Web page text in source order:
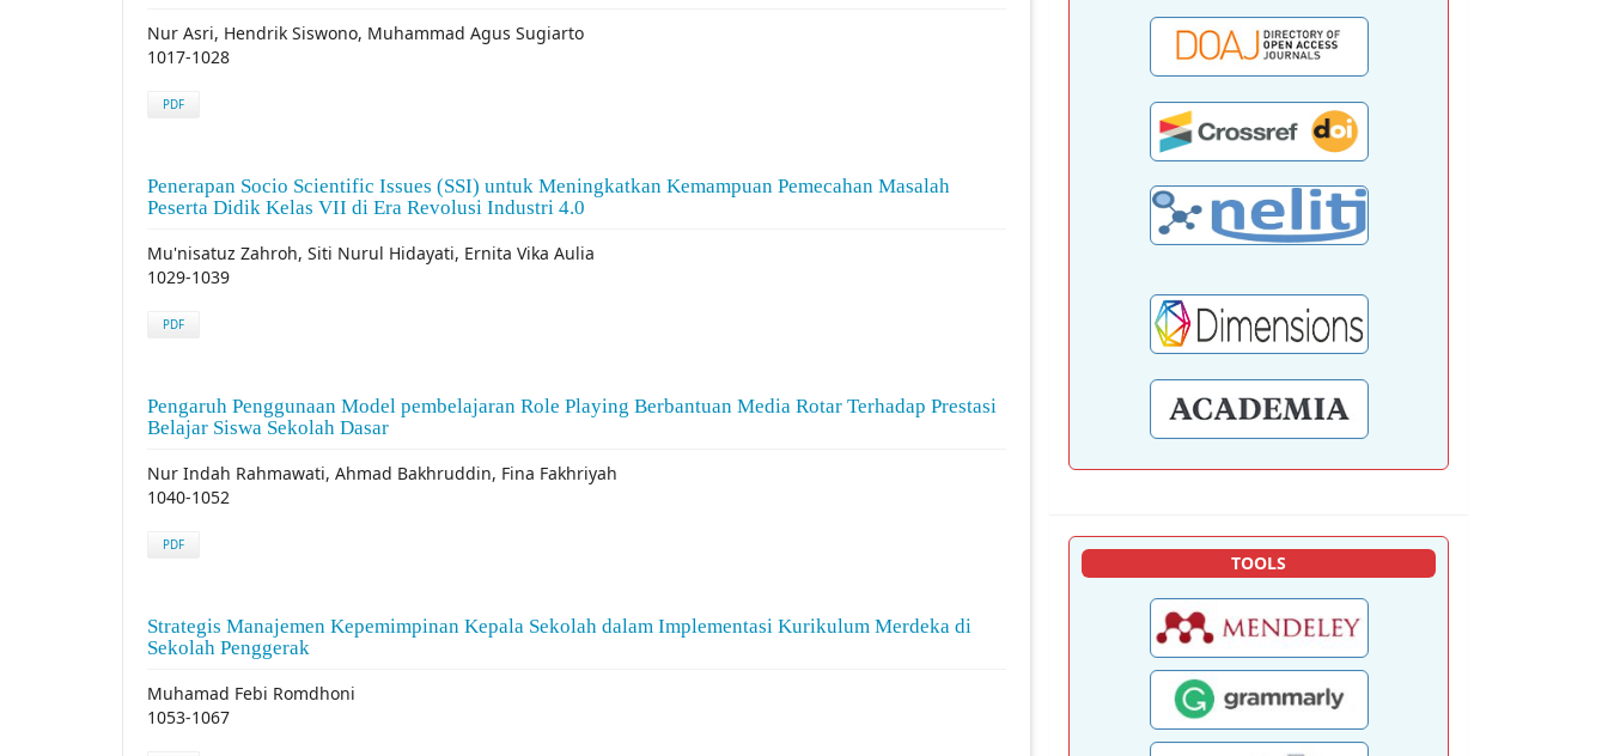
Nur Asri, Hendrik Siswono, Muhammad Agus Sugiarto
1017-1028
PDF
Penerapan Socio Scientific Issues (SSI) untuk Meningkatkan Kemampuan Pemecahan Masalah
Peserta Didik Kelas VII di Era Revolusi Industri 4.0
Mu'nisatuz Zahroh, Siti Nurul Hidayati, Ernita Vika Aulia
1029-1039
PDF
Pengaruh Penggunaan Model pembelajaran Role Playing Berbantuan Media Rotar Terhadap Prestasi
Belajar Siswa Sekolah Dasar
Nur Indah Rahmawati, Ahmad Bakhruddin, Fina Fakhriyah
1040-1052
PDF
Strategis Manajemen Kepemimpinan Kepala Sekolah dalam Implementasi Kurikulum Merdeka di
Sekolah Penggerak
Muhamad Febi Romdhoni
1053-1067
TOOLS